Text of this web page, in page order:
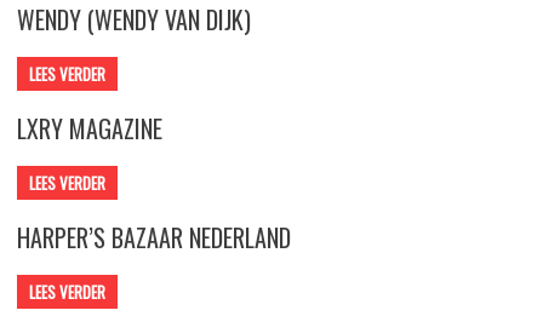
WENDY (WENDY VAN DIJK)
LEES VERDER
LXRY MAGAZINE
LEES VERDER
HARPER’S BAZAAR NEDERLAND
LEES VERDER